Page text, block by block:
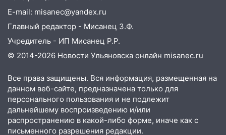
Ульяновской области выросли надои
молока
18:20 В Ульяновской области до конца
года благоустроят 20 родников
сирот получили жильё с начала года
16:43 Дорожный сезон перевалил за
экватор: в Ульяновской области
обновили половину региональных трасс
E-mail: misanec@yandex.ru
Главный редактор - Мисанец З.Ф.
Учредитель - ИП Мисанец Р.Р.
© 2014-2026 Новости Ульяновска онлайн misanec.ru
Все права защищены. Вся информация, размещенная на
данном веб-сайте, предназначена только для
персонального пользования и не подлежит
дальнейшему воспроизведению и/или
распространению в какой-либо форме, иначе как с
письменного разрешения редакции.